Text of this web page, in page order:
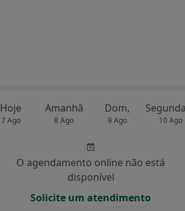
Hoje
7 Ago
Amanhã
8 Ago
Dom,
9 Ago 10 Ago
O agendamento online não está
disponível
Solicite um atendimento